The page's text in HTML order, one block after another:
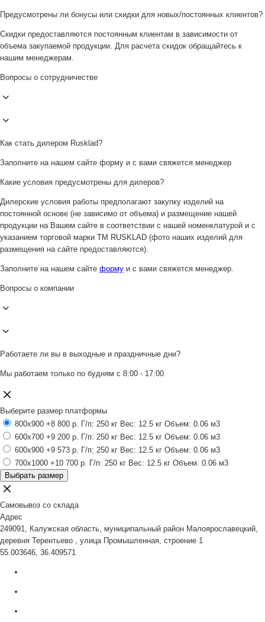
Предусмотрены ли бонусы или скидки для новых/постоянных клиентов?
Скидки предоставляются постоянным клиентам в зависимости от
объема закупаемой продукции. Для расчета скидок обращайтесь к
нашим менеджерам.
Вопросы о сотрудничестве
Как стать дилером Rusklad?
Заполните на нашем сайте форму и с вами свяжется менеджер
Какие условия предусмотрены для дилеров?
Дилерские условия работы предполагают закупку изделий на
постоянной основе (не зависимо от объема) и размещение нашей
продукции на Вашем сайте в соответствии с нашей номенклатурой и с
указанием торговой марки ТМ RUSKLAD (фото наших изделий для
размещения на сайте предоставляются).
Заполните на нашем сайте форму и с вами свяжется менеджер.
Вопросы о компании
Работаете ли вы в выходные и праздничные дни?
Мы работаем только по будням с 8:00 - 17:00
Выберите размер платформы
800x900 +8 800 р. Г/п: 250 кг Вес: 12.5 кг Объем: 0.06 м3
600x700 +9 200 р. Г/п: 250 кг Вес: 12.5 кг Объем: 0.06 м3
600x900 +9 573 р. Г/п: 250 кг Вес: 12.5 кг Объем: 0.06 м3
700x1000 +10 700 р. Г/п: 250 кг Вес: 12.5 кг Объем: 0.06 м3
Выбрать размер
Самовывоз со склада
Адрес
249091, Калужская область, муниципальный район Малоярославецкий,
деревня Терентьево , улица Промышленная, строение 1
55.003646, 36.409571